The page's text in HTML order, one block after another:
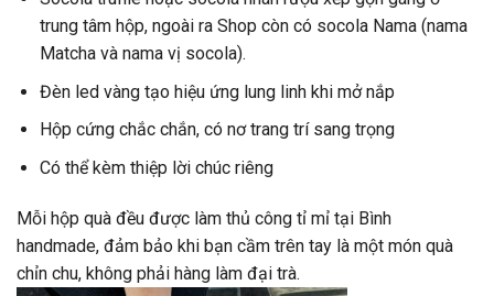
trung tâm hộp, ngoài ra Shop còn có socola Nama (nama
Matcha và nama vị socola).
Đèn led vàng tạo hiệu ứng lung linh khi mở nắp
Hộp cứng chắc chắn, có nơ trang trí sang trọng
Có thể kèm thiệp lời chúc riêng
Mỗi hộp quà đều được làm thủ công tỉ mỉ tại Bình
handmade, đảm bảo khi bạn cầm trên tay là một món quà
chỉn chu, không phải hàng làm đại trà.